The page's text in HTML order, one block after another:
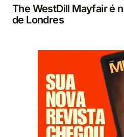
The WestDill Mayfair é
de Londres